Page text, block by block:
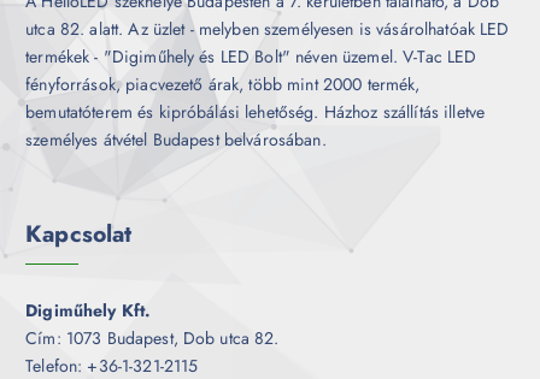
utca 82. alatt. Az üzlet - melyben személyesen is vásárolhatóak LED
termékek - "Digiműhely és LED Bolt" néven üzemel. V-Tac LED
fényforrások, piacvezető árak, több mint 2000 termék,
bemutatóterem és kipróbálási lehetőség. Házhoz szállítás illetve
személyes átvétel Budapest belvárosában.
Kapcsolat
Digiműhely Kft.
Cím: 1073 Budapest, Dob utca 82.
Telefon: +36-1-321-2115